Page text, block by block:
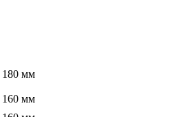
180 мм
160 мм